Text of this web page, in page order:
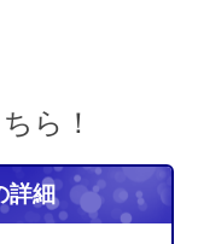
ら！
詳細